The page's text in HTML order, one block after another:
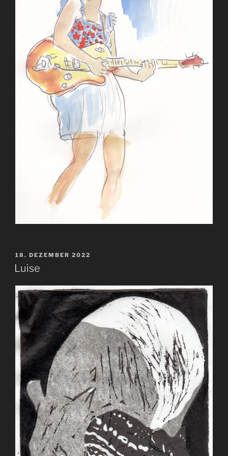
VERÖFFENTLICHT
AM
18. DEZEMBER 2022
Luise